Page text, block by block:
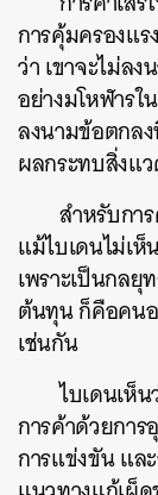
การคุ้มครองแ
ว่า เขาจะไม่ล
อย่างมโหฬารใ
ลงนามข้อตกล
ผลกระทบสิ่งแ
สำหรับกา
แม้ไบเดนไม่เ
เพราะเป็นกล
ต้นทุน ก็คือคน
เช่นกัน
ไบเดนเห็
การค้าด้วยกา
การแข่งขัน แ
ค้นหา